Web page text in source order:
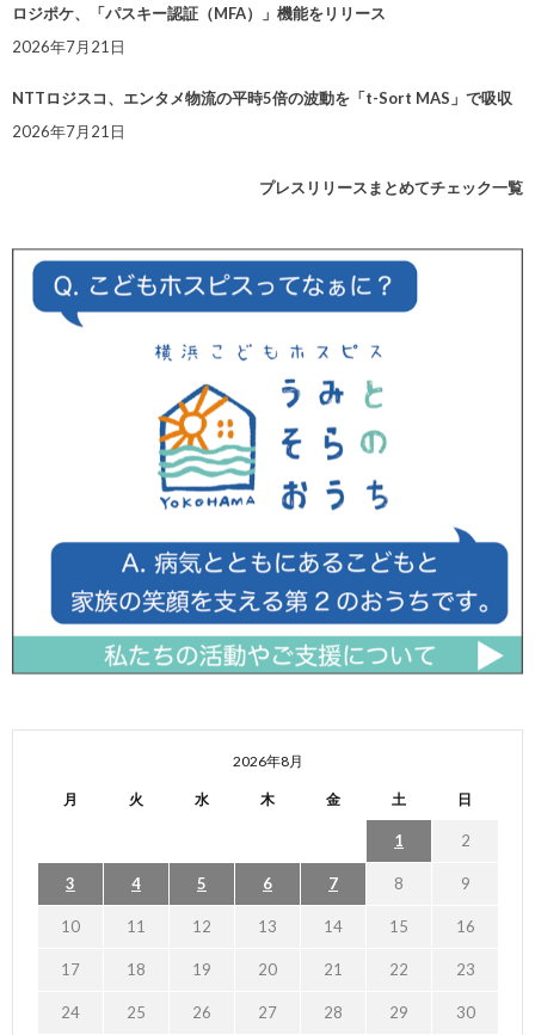
ロジポケ、「パスキー認証（MFA）」機能をリリース
2026年7月21日
NTTロジスコ、エンタメ物流の平時5倍の波動を「t-Sort MAS」で吸収
2026年7月21日
プレスリリースまとめてチェック一覧
2026年8月
月 火 水 木 金 土 日
1 2
3 4 5 6 7 8 9
10 11 12 13 14 15 16
17 18 19 20 21 22 23
24 25 26 27 28 29 30